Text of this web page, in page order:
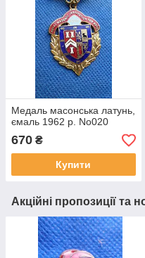
Медаль масонська латунь,
ємаль 1962 р. No020
670 ₴
Купити
Акційні пропозиції та